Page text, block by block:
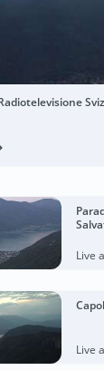
Live
Live